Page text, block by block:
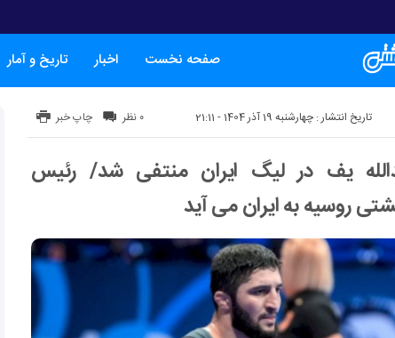
صفحه نخست اخبار تاریخ و آمار
تاریخ انتشار : چهارشنبه 19 آذر 1404 - 21:11 چاپ خبر ۰ نظر
یف در لیگ ایران منتفی شد/ رئیس
روسیه به ایران می آید